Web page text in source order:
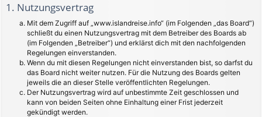
1. Nutzungsvertrag
Mit dem Zugriff auf „www.islandreise.info“ (im Folgenden „das Board“)
schließt du einen Nutzungsvertrag mit dem Betreiber des Boards ab
(im Folgenden „Betreiber“) und erklärst dich mit den nachfolgenden
Regelungen einverstanden.
Wenn du mit diesen Regelungen nicht einverstanden bist, so darfst du
das Board nicht weiter nutzen. Für die Nutzung des Boards gelten
jeweils die an dieser Stelle veröffentlichten Regelungen.
Der Nutzungsvertrag wird auf unbestimmte Zeit geschlossen und
kann von beiden Seiten ohne Einhaltung einer Frist jederzeit
gekündigt werden.